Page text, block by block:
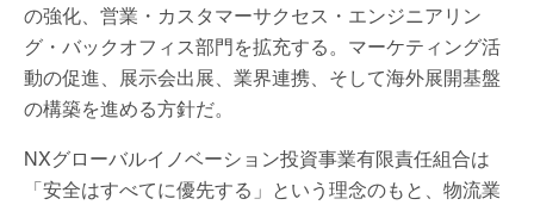
の強化、営業・カスタマーサクセス・エンジニアリン
グ・バックオフィス部門を拡充する。マーケティング活
動の促進、展示会出展、業界連携、そして海外展開基盤
の構築を進める方針だ。
NXグローバルイノベーション投資事業有限責任組合は
「安全はすべてに優先する」という理念のもと、物流業